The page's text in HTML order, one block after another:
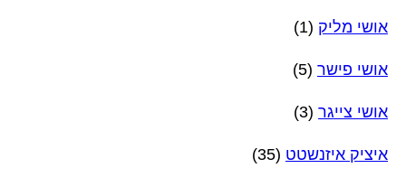
אושי מליק (1)
אושי פישר (5)
אושי צייגר (3)
איציק איזנשטט (35)